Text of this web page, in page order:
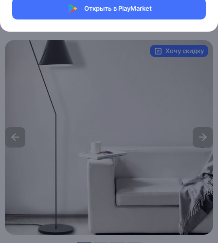
Открыть в PlayMarket
Магазин Weller Store
Хочу скидку